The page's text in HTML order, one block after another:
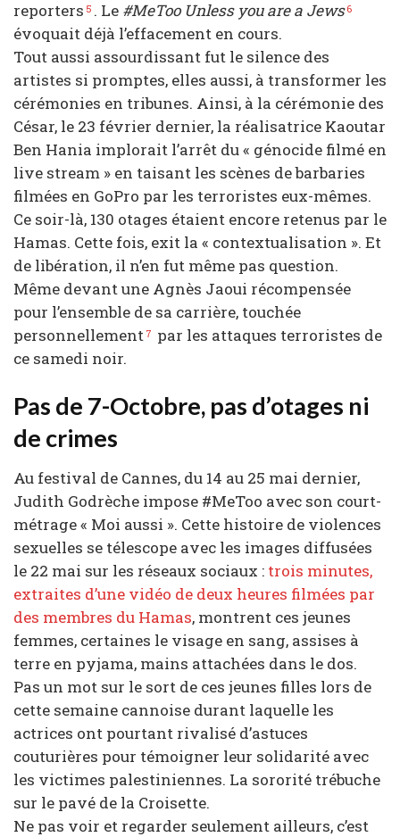
reporters 5 . Le #MeToo Unless you are a Jews 6
évoquait déjà l’effacement en cours.
Tout aussi assourdissant fut le silence des
artistes si promptes, elles aussi, à transformer les
cérémonies en tribunes. Ainsi, à la cérémonie des
César, le 23 février dernier, la réalisatrice Kaoutar
Ben Hania implorait l’arrêt du « génocide filmé en
live stream » en taisant les scènes de barbaries
filmées en GoPro par les terroristes eux-mêmes.
Ce soir-là, 130 otages étaient encore retenus par le
Hamas. Cette fois, exit la « contextualisation ». Et
de libération, il n’en fut même pas question.
Même devant une Agnès Jaoui récompensée
pour l’ensemble de sa carrière, touchée
personnellement 7 par les attaques terroristes de
ce samedi noir.
Pas de 7-Octobre, pas d’otages ni
de crimes
Au festival de Cannes, du 14 au 25 mai dernier,
Judith Godrèche impose #MeToo avec son court-
métrage « Moi aussi ». Cette histoire de violences
sexuelles se télescope avec les images diffusées
le 22 mai sur les réseaux sociaux : trois minutes,
extraites d’une vidéo de deux heures filmées par
des membres du Hamas, montrent ces jeunes
femmes, certaines le visage en sang, assises à
terre en pyjama, mains attachées dans le dos.
Pas un mot sur le sort de ces jeunes filles lors de
cette semaine cannoise durant laquelle les
actrices ont pourtant rivalisé d’astuces
couturières pour témoigner leur solidarité avec
les victimes palestiniennes. La sororité trébuche
sur le pavé de la Croisette.
Ne pas voir et regarder seulement ailleurs, c’est